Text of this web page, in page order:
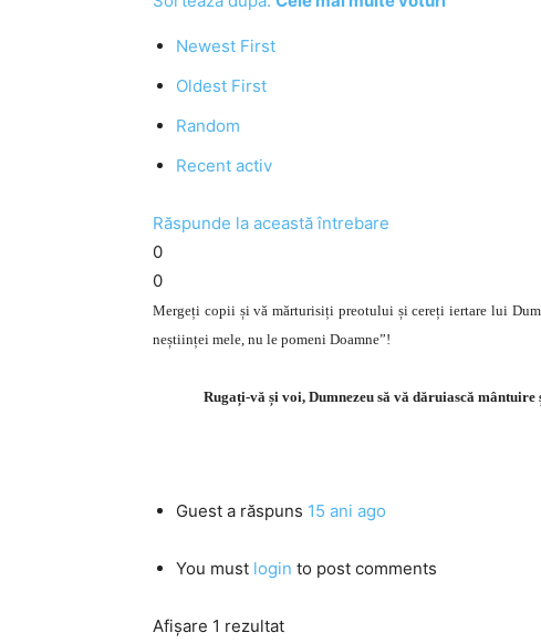
Newest First
Oldest First
Random
Recent activ
Răspunde la această întrebare
0
0
Mergeți copii și vă mărturisiți preotului și cereți iertare lui
neștiinței mele, nu le pomeni Doamne”!
Rugați-vă și voi, Dumnezeu să vă dăruiască
Guest a răspuns 15 ani ago
You must login to post comments
Afișare 1 rezultat